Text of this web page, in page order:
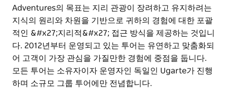
Adventures의 목표는 지리 관광이 장려하고 유지하려는
지식의 원리와 차원을 기반으로 귀하의 경험에 대한 포괄
적인 &#x27;지리적&#x27; 접근 방식을 제공하는 것입니
다. 2012년부터 운영되고 있는 투어는 유연하고 맞춤화되
어 고객이 가장 관심을 가질만한 경험에 중점을 둡니다.
모든 투어는 소유자이자 운영자인 독일인 Ugarte가 진행
하며 소규모 그룹 투어에만 전념합니다.